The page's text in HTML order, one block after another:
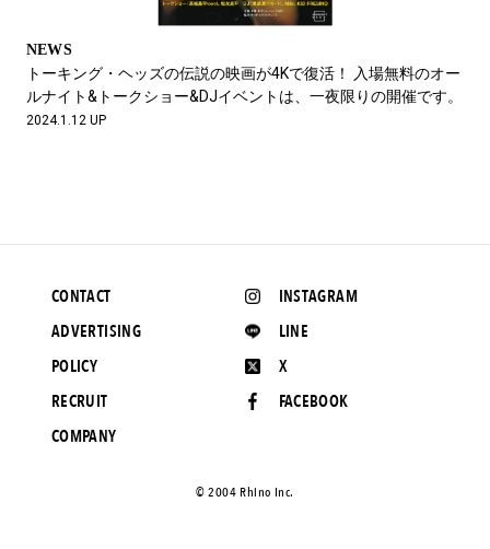
#FASHION #MUSIC
#LIFESTYLE
#SPORTS #HANDSOME HANDBOOK
NEWS
トーキング・ヘッズの伝説の映画が4Kで復活！ 入場無料のオー
ルナイト&トークショー&DJイベントは、一夜限りの開催です。
2024.1.12 UP
INSTAGRAM
LINE
X
FACEBOOK
CONTACT
ADVERTISING
POLICY
RECRUIT
COMPANY
©️ 2004 Rhino Inc.